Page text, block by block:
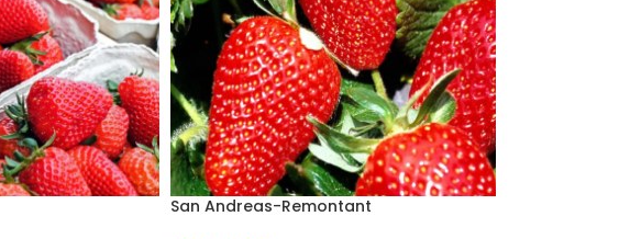
San Andreas-Remontant